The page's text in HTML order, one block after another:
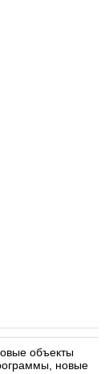
объекты
новые